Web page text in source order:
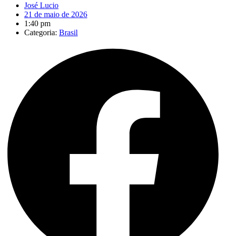
José Lucio
21 de maio de 2026
1:40 pm
Categoria: Brasil